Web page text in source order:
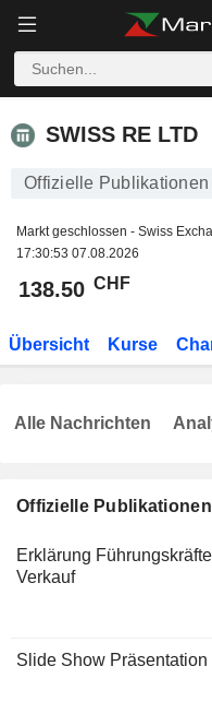
SWISS RE LTD
SWISS RE LTD
Offizielle Publikationen
Markt geschlossen - Swiss
17:30:53 07.08.2026
138.50 CHF
Übersicht Kurse
Offizielle Publikationen
Erklärung
Verkauf
Slide Show Präsentation
Alle Nachrichten